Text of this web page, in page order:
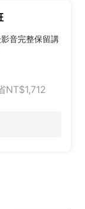
音完整保留講
NT$1,712